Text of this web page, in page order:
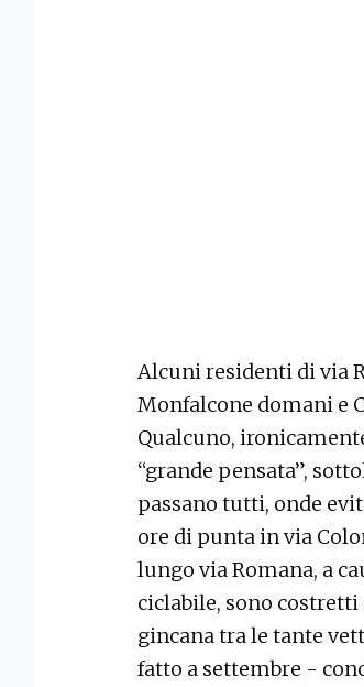
Alcuni residenti di via
Monfalcone domani e
Qualcuno,
“grande pensata”,
passano tutti, onde
ore di punta in via
lungo via Romana, a
ciclabile, sono costretti
gincana tra le tante
fatto a settembre -